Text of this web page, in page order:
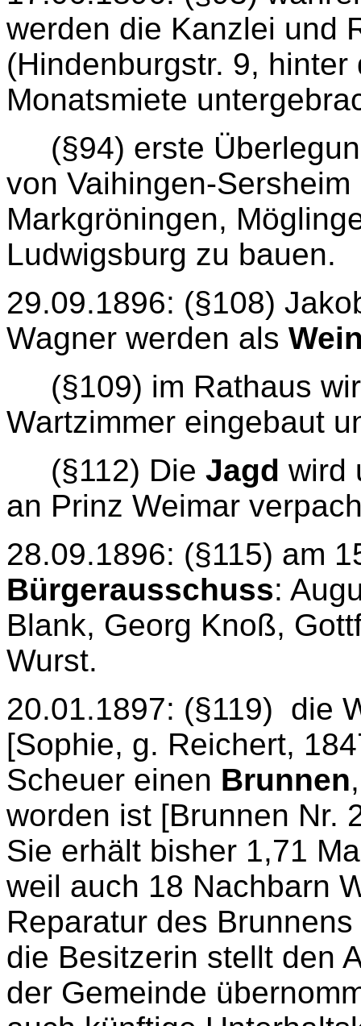
werden die Kanzlei und
(Hindenburgstr. 9,
Monatsmiete
(§94) erste
von Vaihingen-
Markgröningen,
Ludwigsburg zu bauen.
29.09.1896: (§108)
Wagner werden als
(§109) im Rathaus
Wartzimmer eingebaut
(§112) Die Jagd wird
an Prinz Weimar
28.09.1896: (§115) am
Bürgerausschuss:
Blank, Georg Knoß,
Wurst.
20.01.1897: (§119) die
[Sophie, g. Reichert,
Scheuer einen Brunnen
worden ist [Brunnen Nr.
Sie erhält bisher 1,71
weil auch 18 Nachbarn
Reparatur des
die Besitzerin stellt den
der Gemeinde